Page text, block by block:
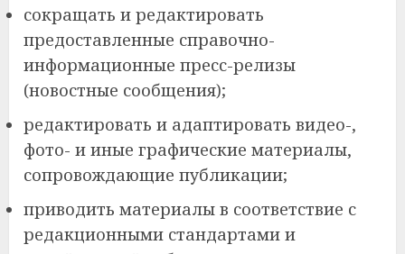
сокращать и редактировать
предоставленные справочно-
информационные пресс-релизы
(новостные сообщения);
редактировать и адаптировать видео-,
фото- и иные графические материалы,
сопровождающие публикации;
приводить материалы в соответствие с
редакционными стандартами и